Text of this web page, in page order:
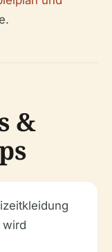
&
wird